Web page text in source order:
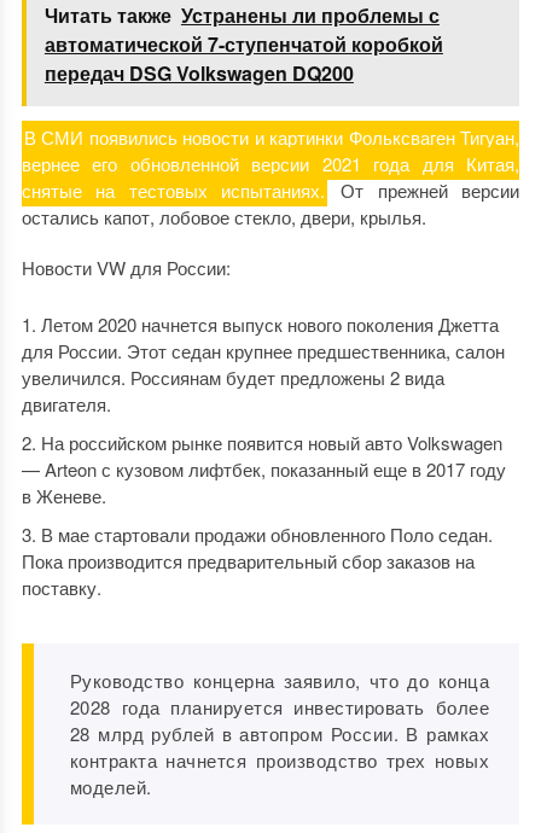
Читать также Устранены ли проблемы с
автоматической 7-ступенчатой коробкой
передач DSG Volkswagen DQ200
В СМИ появились новости и картинки Фольксваген Тигуан,
вернее его обновленной версии 2021 года для Китая,
снятые на тестовых испытаниях.
От прежней версии
остались капот, лобовое стекло, двери, крылья.
Новости VW для России:
Летом 2020 начнется выпуск нового поколения Джетта
для России. Этот седан крупнее предшественника, салон
увеличился. Россиянам будет предложены 2 вида
двигателя.
На российском рынке появится новый авто Volkswagen
— Arteon с кузовом лифтбек, показанный еще в 2017 году
в Женеве.
В мае стартовали продажи обновленного Поло седан.
Пока производится предварительный сбор заказов на
поставку.
Руководство концерна заявило, что до конца
2028 года планируется инвестировать более
28 млрд рублей в автопром России. В рамках
контракта начнется производство трех новых
моделей.